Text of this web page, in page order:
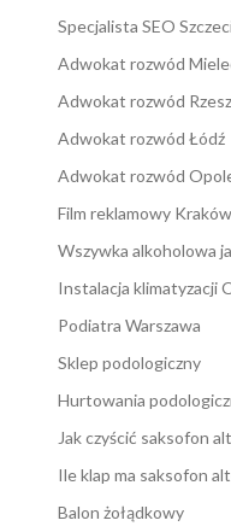
Specjalista SEO
Adwokat rozwód
Adwokat rozwód
Adwokat rozwód Łódź
Adwokat rozwód
Film reklamowy Kraków
Wszywka alkoholowa
Instalacja klimatyzacji
Podiatra Warszawa
Sklep podologiczny
Hurtowania
Jak czyścić saksofon
Ile klap ma saksofon
Balon żołądkowy